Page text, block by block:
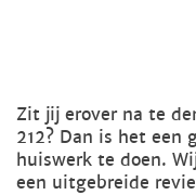
Zit jij erover na te
212? Dan is het een
huiswerk te doen.
een uitgebreide